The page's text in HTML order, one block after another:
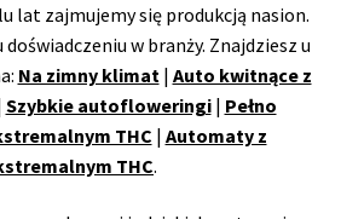
lat zajmujemy się produkcją nasion.
w branży. Znajdziesz u
Na zimny klimat | Auto kwitnące z
Szybkie autofloweringi| Pełno
THC | Automaty z
THC.